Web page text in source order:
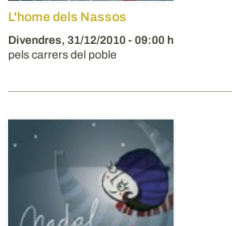
L'home dels Nassos
Divendres, 31/12/2010 - 09:00 h
pels carrers del poble